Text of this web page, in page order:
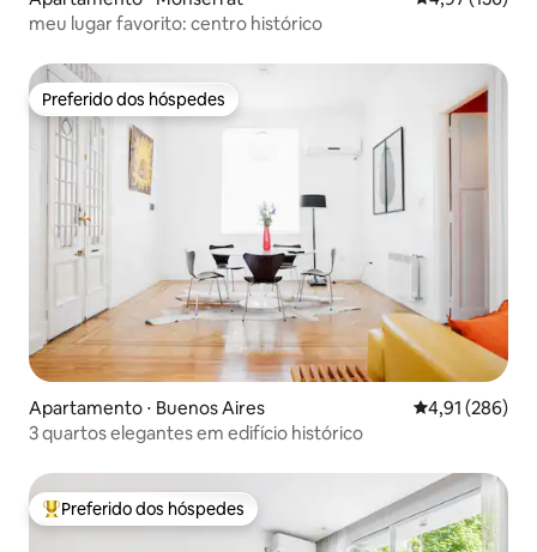
meu lugar favorito: centro histórico
Preferido dos hóspedes
Preferido dos hóspedes
Apartamento ⋅ Buenos Aires 4,91 de uma
4,91 (286)
3 quartos elegantes em edifício histórico
Entre os melhores preferidos dos hóspedes
Preferido dos hóspedes